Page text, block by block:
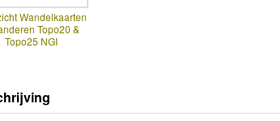
Wandelkaarten
Topo20 &
Topo25 NGI